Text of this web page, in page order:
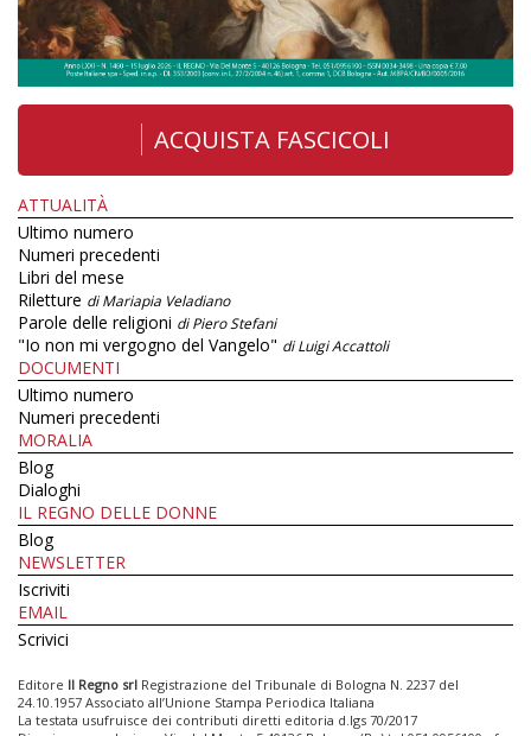
ACQUISTA FASCICOLI
ATTUALITÀ
Ultimo numero
Numeri precedenti
Libri del mese
Riletture di Mariapia Veladiano
Parole delle religioni di Piero Stefani
"Io non mi vergogno del Vangelo" di Luigi Accattoli
DOCUMENTI
Ultimo numero
Numeri precedenti
MORALIA
Blog
Dialoghi
IL REGNO DELLE DONNE
Blog
NEWSLETTER
Iscriviti
EMAIL
Scrivici
Editore Il Regno srl Registrazione del Tribunale di Bologna N. 2237 del
24.10.1957 Associato all’Unione Stampa Periodica Italiana
La testata usufruisce dei contributi diretti editoria d.lgs 70/2017